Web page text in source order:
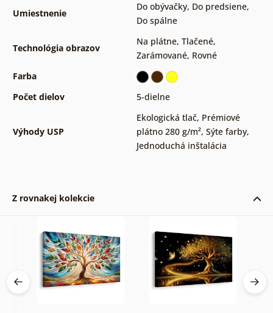
Umiestnenie
Do obývačky, Do predsiene,
Do spálne
Technológia obrazov
Na plátne, Tlačené,
Zarámované, Rovné
Farba
Počet dielov
5-dielne
Výhody USP
Ekologická tlač, Prémiové
plátno 280 g/m², Sýte farby,
Jednoduchá inštalácia
Z rovnakej kolekcie